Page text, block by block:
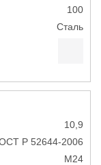
100
Сталь
10,9
Р 52644-2006
М24